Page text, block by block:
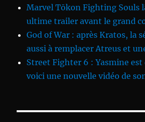
Marvel Tōkon Fighting Souls
ultime trailer avant le grand
God of War : après Kratos, la
aussi à remplacer Atreus et
Street Fighter 6 : Yasmine
voici une nouvelle vidéo de